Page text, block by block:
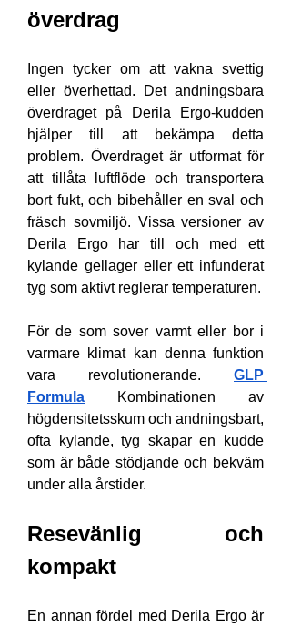
överdrag
Ingen tycker om att vakna svettig
eller överhettad. Det andningsbara
överdraget på Derila Ergo-kudden
hjälper till att bekämpa detta
problem. Överdraget är utformat för
att tillåta luftflöde och transportera
bort fukt, och bibehåller en sval och
fräsch sovmiljö. Vissa versioner av
Derila Ergo har till och med ett
kylande gellager eller ett infunderat
tyg som aktivt reglerar temperaturen.
För de som sover varmt eller bor i
varmare klimat kan denna funktion
vara revolutionerande. GLP
Formula Kombinationen av
högdensitetsskum och andningsbart,
ofta kylande, tyg skapar en kudde
som är både stödjande och bekväm
under alla årstider.
Resevänlig och
kompakt
En annan fördel med Derila Ergo är